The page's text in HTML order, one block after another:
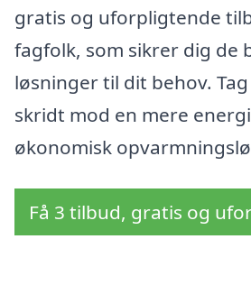
gratis og uforpligtende
fagfolk, som sikrer dig de
løsninger til dit behov.
skridt mod en mere
økonomisk
Få 3 tilbud, gratis og